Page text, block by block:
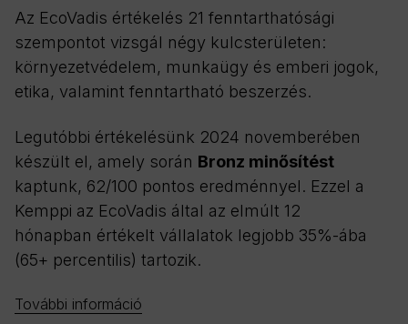
Az EcoVadis értékelés 21 fenntarthatósági
szempontot vizsgál négy kulcsterületen:
környezetvédelem, munkaügy és emberi jogok,
etika, valamint fenntartható beszerzés.
Legutóbbi értékelésünk 2024 novemberében
készült el, amely során Bronz minősítést
kaptunk, 62/100 pontos eredménnyel. Ezzel a
Kemppi az EcoVadis által az elmúlt 12
hónapban értékelt vállalatok legjobb 35%-ába
(65+ percentilis) tartozik.
További információ